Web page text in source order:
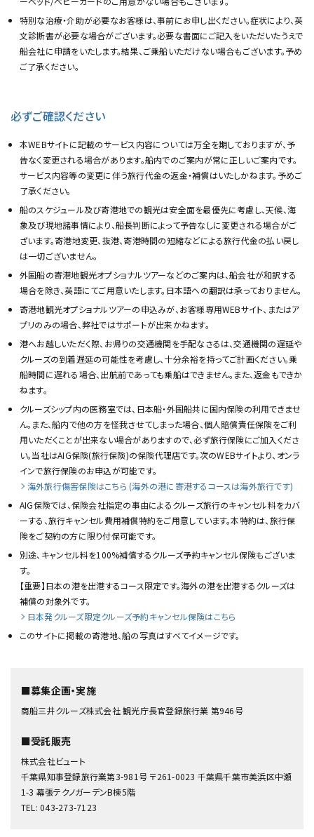
特別な治療・介助が必要なお客様は、事前にお申し出ください。症状により、英
文診断書が必要な場合がございます。必要な書面にご記入をいただいたうえで
船会社に申請をいたします。結果、ご乗船いただけない場合もございます。予め
ご了承ください。
必ずご確認ください
本WEBサイトに記載のサービス内容については万全を期しておりますが、予
告なく変更される場合があります。船内でのご案内が常に正しいご案内です。
サービス内容等の変更に伴う旅行代金の返金・補償はいたしかねます。予めご
了承ください。
船のスケジュール及び寄港地での観光は安全面を最優先に考慮し、天候、海
象及び現地諸事情により、船長判断によって予告なしに変更される場合がご
ざいます。寄港地変更、抜港、寄港時間の短縮などによる旅行代金の払い戻し
は一切ございません。
外国船の寄港地観光オプショナルツアーなどのご案内は、船会社が和訳する
場合を除き、英語にてご用意いたします。日本語への翻訳は承っておりません。
寄港地観光オプショナルツアーの申込みが、お客様専用WEBサイト、またはア
プリのみの場合、弊社ではサポートが出来かねます。
港へお越しいただく際、お帰りの交通機関を手配なさるは、交通機関の遅延や
クルーズの到着遅延の可能性を考慮し、十分余裕を持ってご計画ください。乗
船時間に遅れる場合、出航前であっても乗船はできません。また、返金もできか
ねます。
クルーズシップ内の医務室では、日本船・外国船共に国内保険の利用できませ
ん。また、船内で他の方を怪我させてしまった場合、個人賠償責任保険をご利
用いただくことが出来ない場合がありますので、必ず旅行保険にご加入くださ
い。当社はAIG保険(旅行保険)の保険代理店です。次のWEBサイトより、オンラ
インで旅行保険のお申込が可能です。
海外旅行傷害保険はこちら (海外の港に寄港するコースは海外旅行です)
AIG保険では、保険会社指定の事由によるクルーズ旅行のキャンセル料をカバ
ーする、旅行キャンセル費用補償特約をご用意しています。本特約は、旅行保
険をご契約の方に限り付保可能です。
別途、キャンセル料を100%補償するクルーズ予約キャンセル保険もございま
す。
【重要】日本の港を出港するコース限定です。海外の港を出港するクルーズは
補償の対象外です。
日本発クルーズ限定クルーズ予約キャンセル保険はこちら
このサイトに掲載の寄港地、船の写真はすべてイメージです。
■募集企画・実施
商船三井クルーズ株式会社 観光庁長官登録旅行業 第946号
■受託販売
株式会社ビュート
千葉県知事登録旅行業第3-981号 〒261-0023 千葉県千葉市美浜区中瀬
1-3 幕張テクノガーデンB棟5階
TEL: 043-273-7123